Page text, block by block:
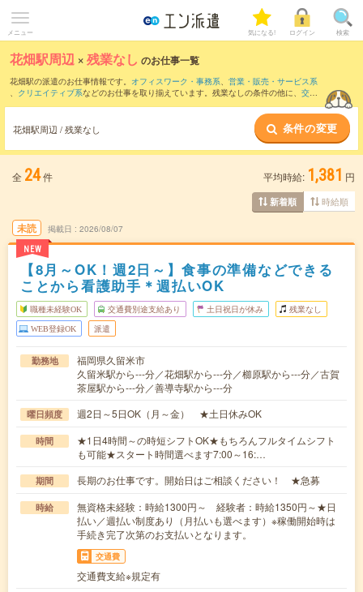
メニュー 気になる! ログイン 検索
花畑駅周辺 ×残業なし のお仕事一覧
花畑駅の派遣のお仕事情報です。 オフィスワーク・事務系、 営業・販売・サービス系
、 クリエイティブ系などのお仕事を取り揃えています。残業なしの条件の他に、 交通
花畑駅周辺 / 残業なし 条件の変更
全 24件 平均時給: 1,381 円
新着順 時給順
未読
NEW
掲載日 2026/08/07
【8月～OK！週2日～】食事の準備などできる
ことから看護助手＊週払いOK
職種未経験OK 交通費別途支給あり 土日祝日が休み 残業なし
WEB登録OK 派遣
勤務地
福岡県久留米市
久留米駅から---分／花畑駅から---分／櫛原駅から---分／古賀
茶屋駅から---分／善導寺駅から---分
曜日頻度 週2日～5日OK（月～金） ★土日休みOK
時間
★1日4時間～の時短シフトOK★もちろんフルタイムシフト
も可能★スタート時間選べます7:00～16:…
期間 長期のお仕事です。開始日はご相談ください！ ★急募
時給
無資格未経験：時給1300円～ 経験者：時給1350円～★日
払い／週払い制度あり（月払いも選べます）※稼働開始時は
手続き完了次第のお支払いとなります。
交通費
交通費支給※規定有